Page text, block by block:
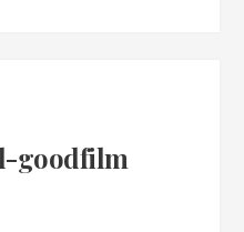
goodfilm